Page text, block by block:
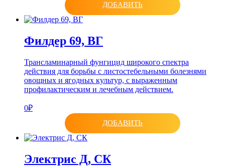
ДОБАВИТЬ
Филдер 69, ВГ
Трансламинарный фунгицид широкого спектра
действия для борьбы с листостебельными болезнями
овощных и ягодных культур, с выраженным
профилактическим и лечебным действием.
0₽
ДОБАВИТЬ
Электрис Д, СК